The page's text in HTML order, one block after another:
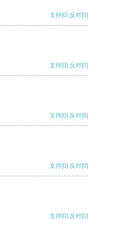
支持[0] 反对[0]
支持[0] 反对[0]
支持[0] 反对[0]
支持[0] 反对[0]
支持[0] 反对[0]